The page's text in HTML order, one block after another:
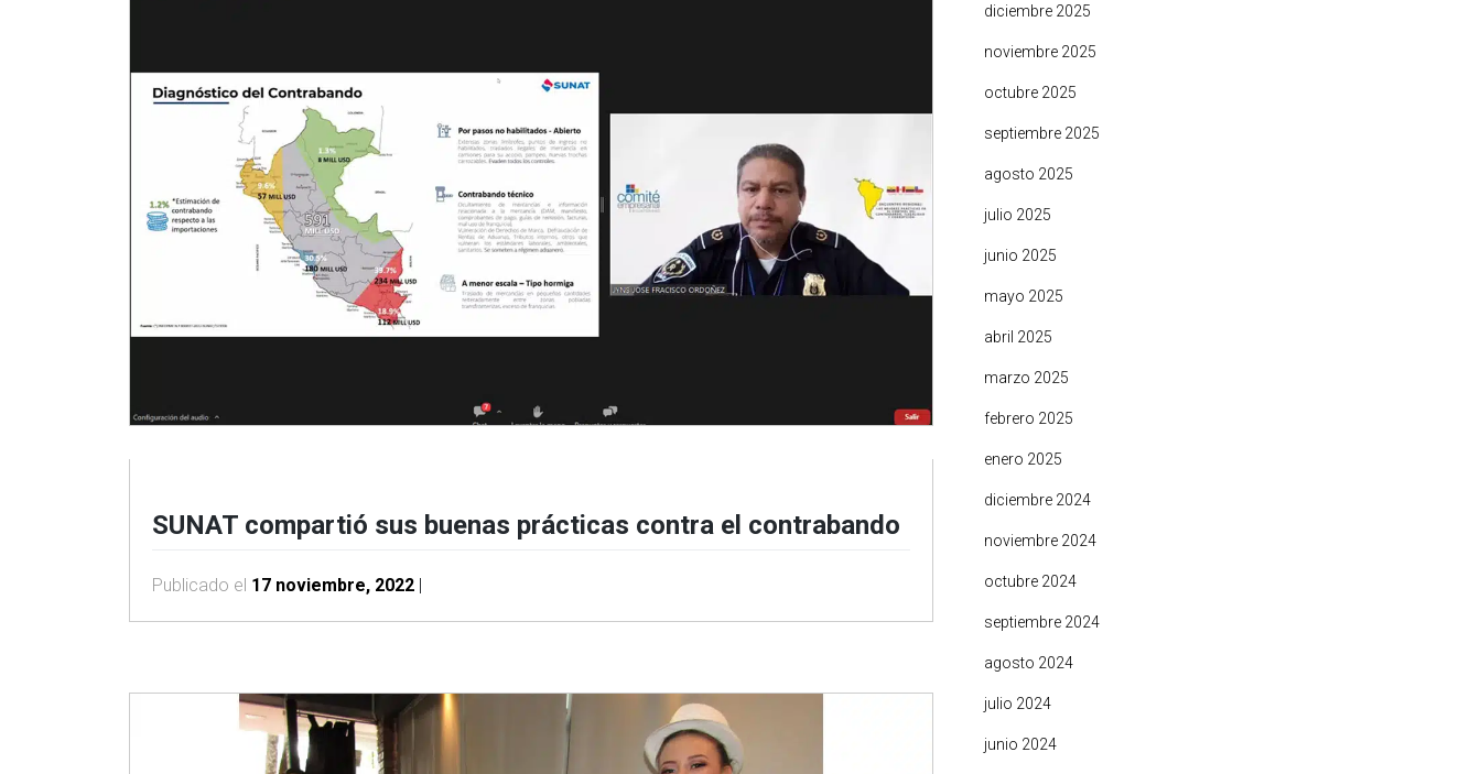
SUNAT compartió sus buenas prácticas contra el contrabando
Publicado el 17 noviembre, 2022 |
diciembre 2025
noviembre 2025
octubre 2025
septiembre 2025
agosto 2025
julio 2025
junio 2025
mayo 2025
abril 2025
marzo 2025
febrero 2025
enero 2025
diciembre 2024
noviembre 2024
octubre 2024
septiembre 2024
agosto 2024
julio 2024
junio 2024